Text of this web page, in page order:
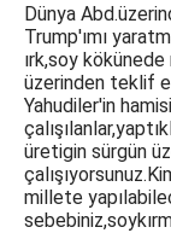
Dünya
Trump'ımı
ırk,soy
üzerinden teklif
Yahudiler'in
üretigin sürgün
millete